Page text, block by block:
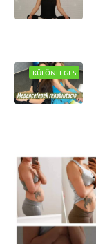
KÜLÖNLEGES